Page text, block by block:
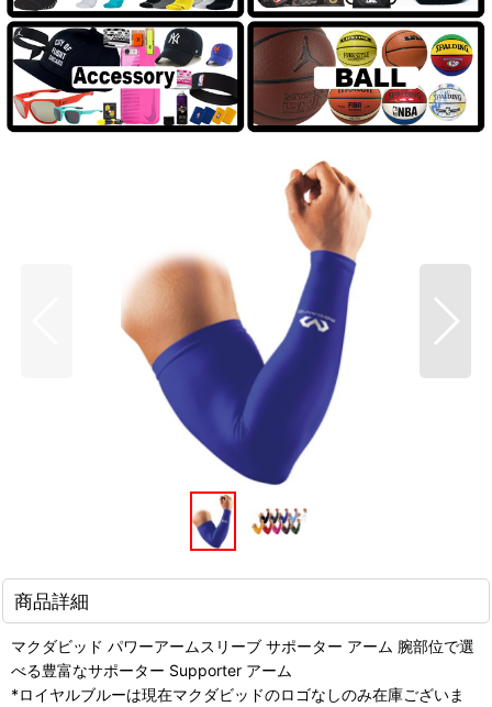
商品詳細
マクダビッド パワーアームスリーブ サポーター アーム 腕部位で選
べる豊富なサポーター Supporter アーム
*ロイヤルブルーは現在マクダビッドのロゴなしのみ在庫ございま